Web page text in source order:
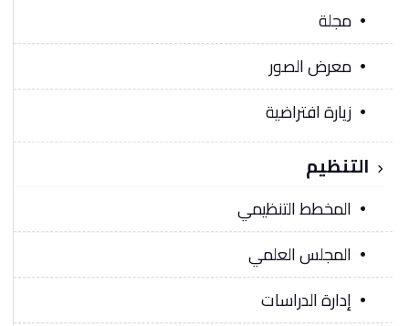
مجلة
معرض الصور
زيارة افتراضية
التنظيم
المخطط التنظيمي
المجلس العلمي
إدارة الدراسات